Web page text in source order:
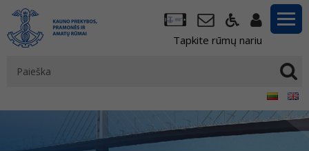
Tapkite rūmų nariu